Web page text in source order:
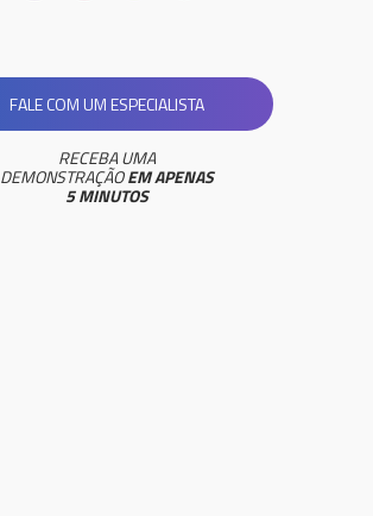
FALE COM UM ESPECIALISTA
RECEBA UMA
DEMONSTRAÇÃOEM APENAS
5 MINUTOS